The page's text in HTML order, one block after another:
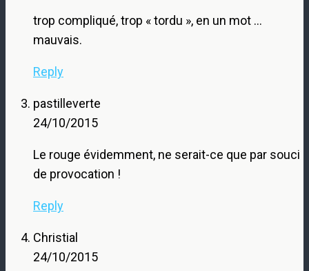
trop compliqué, trop « tordu », en un mot …
mauvais.
Reply
pastilleverte
24/10/2015
Le rouge évidemment, ne serait-ce que par souci
de provocation !
Reply
Christial
24/10/2015